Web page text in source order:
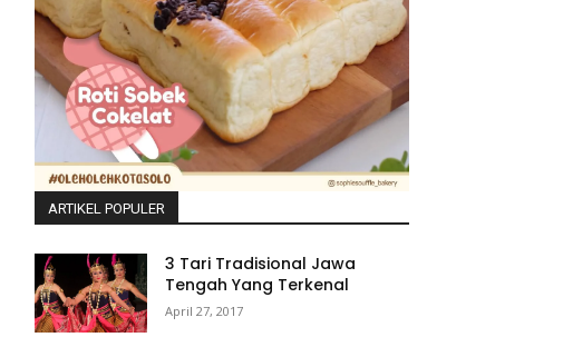
ARTIKEL POPULER
3 Tari Tradisional Jawa
Tengah Yang Terkenal
April 27, 2017